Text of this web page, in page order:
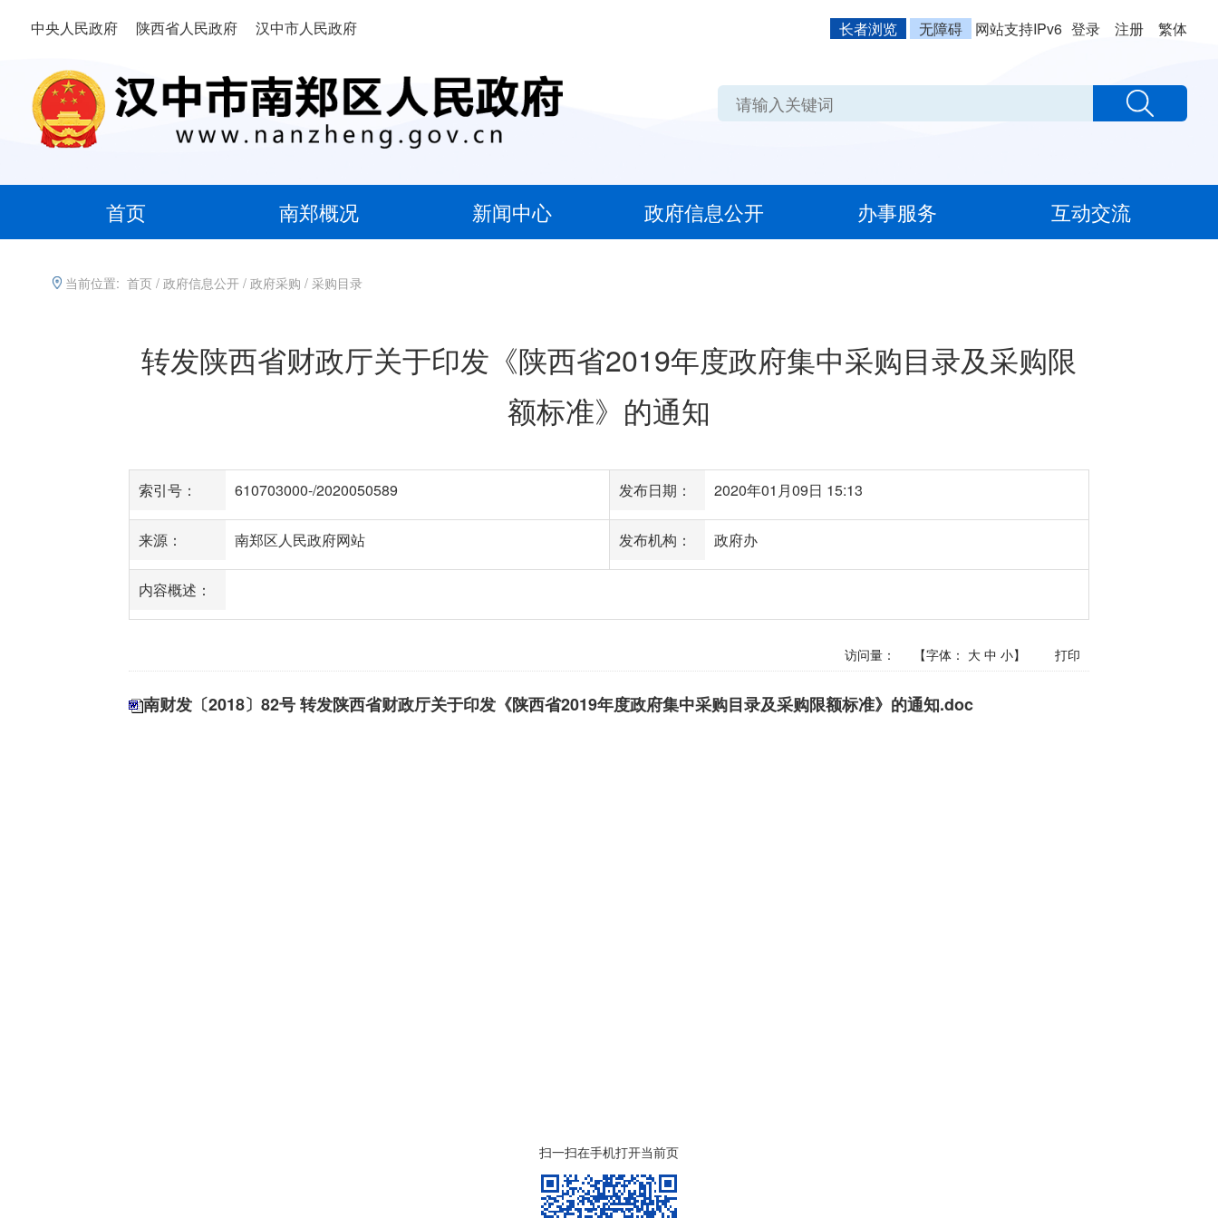
中央人民政府 陕西省人民政府 汉中市人民政府 长者浏览 无障碍 网站支持IPv6 登录 注册 繁体
首页 南郑概况 新闻中心 政府信息公开 办事服务 互动交流
当前位置: 首页 / 政府信息公开 / 政府采购 / 采购目录
转发陕西省财政厅关于印发《陕西省2019年度政府集中采购目录及采购限
额标准》的通知
索引号： 610703000-/2020050589 发布日期： 2020年01月09日 15:13
来源： 南郑区人民政府网站 发布机构： 政府办
内容概述：
访问量： 【字体： 大 中 小】 打印
南财发〔2018〕82号 转发陕西省财政厅关于印发《陕西省2019年度政府集中采购目录及采购限额标准》的通知.doc
扫一扫在手机打开当前页